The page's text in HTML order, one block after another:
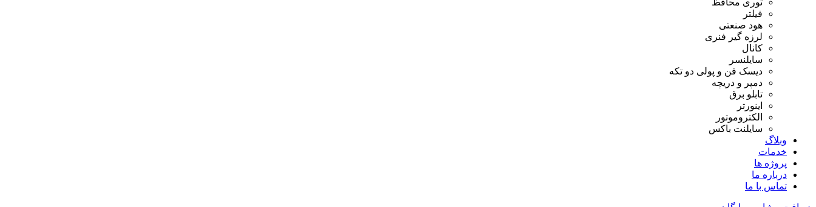
فیلتر
هود صنعتی
لرزه گیر فنری
کانال
سایلنسر
دیسک فن و پولی دو تکه
دمپر و دریچه
تابلو برق
اینورتر
الکتروموتور
سایلنت باکس
وبلاگ
خدمات
پروژه ها
درباره ما
تماس با ما